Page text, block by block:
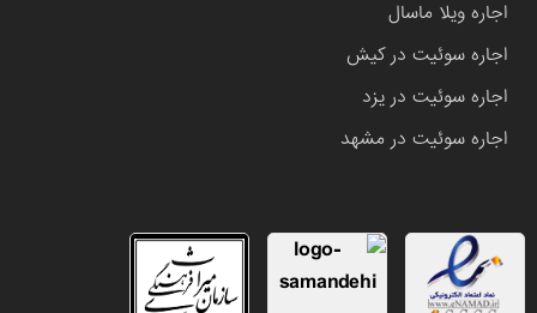
اجاره ویلا ماسال
اجاره سوئیت در کیش
اجاره سوئیت در یزد
اجاره سوئیت در مشهد